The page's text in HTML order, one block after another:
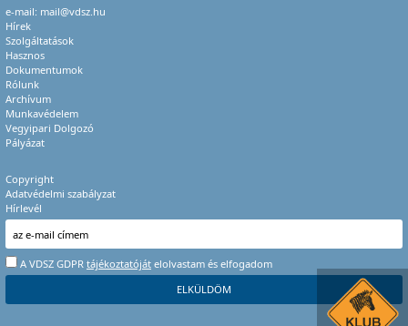
e-mail: mail@vdsz.hu
Hírek
Szolgáltatások
Hasznos
Dokumentumok
Rólunk
Archívum
Munkavédelem
Vegyipari Dolgozó
Pályázat
Copyright
Adatvédelmi szabályzat
Hírlevél
A VDSZ GDPR tájékoztatóját elolvastam és elfogadom